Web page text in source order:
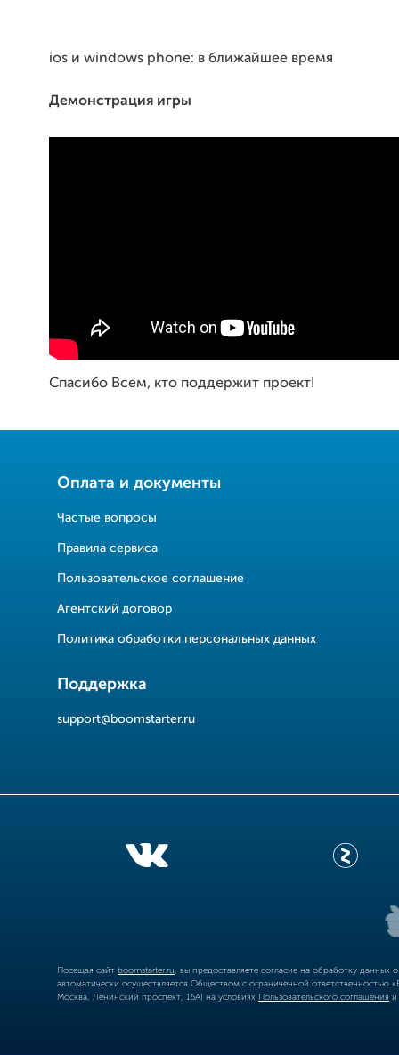
ios и windows phone: в ближайшее время
Демонстрация игры
Спасибо Всем, кто поддержит проект!
Оплата и документы
Частые вопросы
Правила сервиса
Пользовательское соглашение
Агентский договор
Политика обработки персональных данных
Поддержка
support@boomstarter.ru
Посещая сайт boomstarter.ru , вы предоставляете согласие на обработку
автоматически осуществляется Обществом с ограниченной
Москва, Ленинский проспект, 15А) на условиях Пользовательского соглашения и